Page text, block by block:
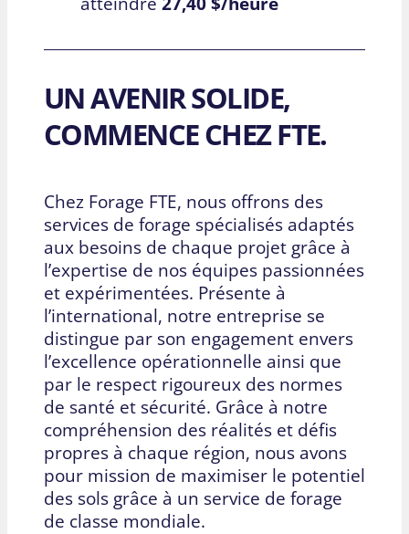
UN AVENIR SOLIDE,
COMMENCE CHEZ FTE.
Chez Forage FTE, nous offrons des
services de forage spécialisés adaptés
aux besoins de chaque projet grâce à
l’expertise de nos équipes passionnées
et expérimentées. Présente à
l’international, notre entreprise se
distingue par son engagement envers
l’excellence opérationnelle ainsi que
par le respect rigoureux des normes
de santé et sécurité. Grâce à notre
compréhension des réalités et défis
propres à chaque région, nous avons
pour mission de maximiser le potentiel
des sols grâce à un service de forage
de classe mondiale.